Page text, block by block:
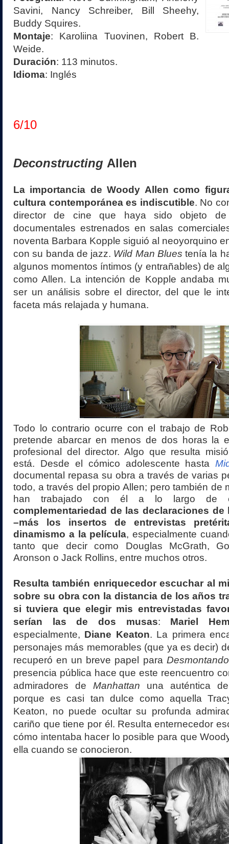
Savini, Nancy Schreiber, Bill Sheehy,
Buddy Squires.
Montaje: Karoliina Tuovinen, Robert B.
Weide.
Duración: 113 minutos.
Idioma: Inglés
6/10
Deconstructing Allen
La importancia de Woody Allen como
cultura contemporánea es indiscutible. No
director de cine que haya sido objeto
documentales estrenados en salas
noventa Barbara Kopple siguió al neoyorquino
con su banda de jazz. Wild Man Blues tenía la
algunos momentos íntimos (y entrañables) de
como Allen. La intención de Kopple andaba
ser un análisis sobre el director, del que le
faceta más relajada y humana.
Todo lo contrario ocurre con el trabajo de
pretende abarcar en menos de dos horas la
profesional del director. Algo que resulta
está. Desde el cómico adolescente hasta
documental repasa su obra a través de varias
todo, a través del propio Allen; pero también de
han trabajado con él a lo largo de
complementariedad de las declaraciones
–más los insertos de entrevistas
dinamismo a la película, especialmente
tanto que decir como Douglas McGrath,
Aronson o Jack Rollins, entre muchos otros.
Resulta también enriquecedor escuchar al
sobre su obra con la distancia de los años
si tuviera que elegir mis entrevistadas
serían las de dos musas: Mariel
especialmente, Diane Keaton. La primera
personajes más memorables (que ya es decir)
recuperó en un breve papel para
presencia pública hace que este reencuentro
admiradores de Manhattan una auténtica
porque es casi tan dulce como aquella
Keaton, no puede ocultar su profunda
cariño que tiene por él. Resulta enternecedor
cómo intentaba hacer lo posible para que
ella cuando se conocieron.